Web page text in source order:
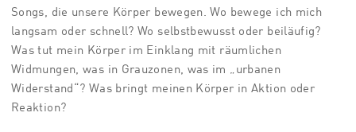
Songs, die unsere Körper bewegen. Wo bewege ich mich
langsam oder schnell? Wo selbstbewusst oder beiläufig?
Was tut mein Körper im Einklang mit räumlichen
Widmungen, was in Grauzonen, was im „urbanen
Widerstand“? Was bringt meinen Körper in Aktion oder
Reaktion?